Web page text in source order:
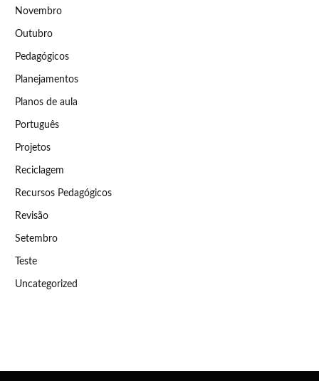
Novembro
Outubro
Pedagógicos
Planejamentos
Planos de aula
Português
Projetos
Reciclagem
Recursos Pedagógicos
Revisão
Setembro
Teste
Uncategorized